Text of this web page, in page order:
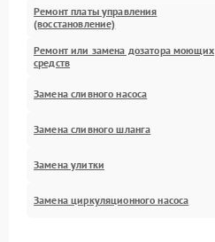
Ремонт платы управления
(восстановление)
Ремонт или замена дозатора моющих
средств
Замена сливного насоса
Замена сливного шланга
Замена улитки
Замена циркуляционного насоса